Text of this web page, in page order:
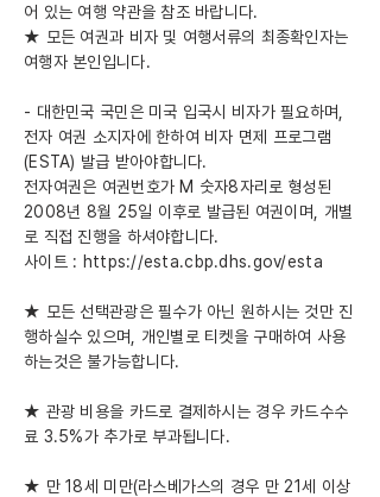
어 있는 여행 약관을 참조 바랍니다.
★ 모든 여권과 비자 및 여행서류의 최종확인자는
여행자 본인입니다.
- 대한민국 국민은 미국 입국시 비자가 필요하며,
전자 여권 소지자에 한하여 비자 면제 프로그램
(ESTA) 발급 받아야합니다.
전자여권은 여권번호가 M 숫자8자리로 형성된
2008년 8월 25일 이후로 발급된 여권이며, 개별
로 직접 진행을 하셔야합니다.
사이트 : https://esta.cbp.dhs.gov/esta
★ 모든 선택관광은 필수가 아닌 원하시는 것만 진
행하실수 있으며, 개인별로 티켓을 구매하여 사용
하는것은 불가능합니다.
★ 관광 비용을 카드로 결제하시는 경우 카드수수
료 3.5%가 추가로 부과됩니다.
★ 만 18세 미만(라스베가스의 경우 만 21세 이상